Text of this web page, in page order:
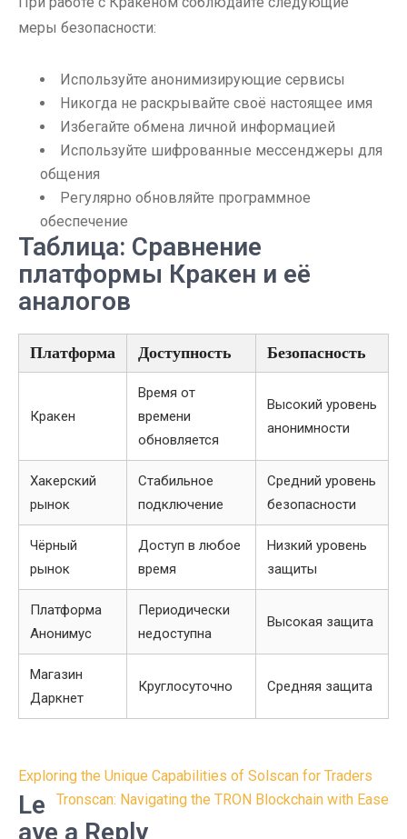
меры безопасности:
Используйте анонимизирующие сервисы
Никогда не раскрывайте своё настоящее имя
Избегайте обмена личной информацией
Используйте шифрованные мессенджеры для
общения
Регулярно обновляйте программное
обеспечение
Таблица: Сравнение
платформы Кракен и её
аналогов
Платформа Доступность Безопасность
Кракен
Время от
времени
обновляется
Высокий уровень
анонимности
Хакерский
рынок
Стабильное
подключение
Средний уровень
безопасности
Чёрный
рынок
Доступ в любое
время
Низкий уровень
защиты
Платформа
Анонимус
Периодически
недоступна
Высокая защита
Магазин
Даркнет
Круглосуточно Средняя защита
Post
navigation
Exploring the Unique Capabilities of Solscan for Traders
Tronscan: Navigating the TRON Blockchain with Ease
Le
ave a Reply